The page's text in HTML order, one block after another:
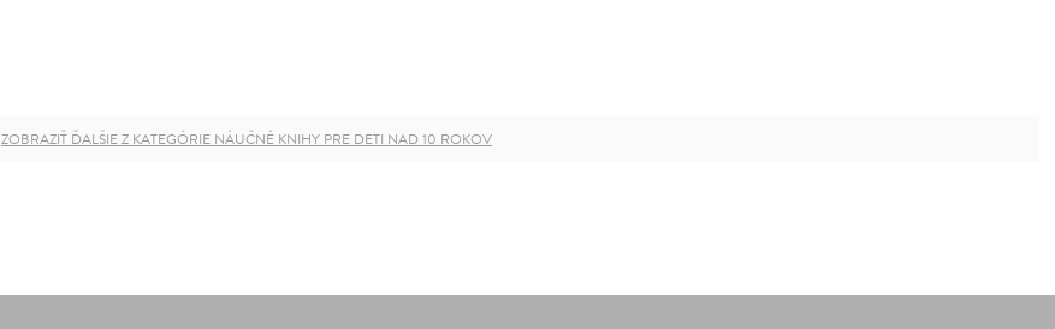
ZOBRAZIŤ ĎALŠIE Z KATEGÓRIE NÁUČNÉ KNIHY PRE DETI NAD 10 ROKOV